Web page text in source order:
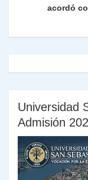
yacordó
Universidad
Admisión